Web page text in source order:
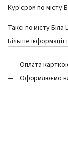
Кур'єром по місту
Таксі по місту
Більше
Оплата
Оформлюємо